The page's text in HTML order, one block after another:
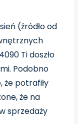
(źródło od
Ti doszło
Podobno
że potrafiły
że na
sprzedaży